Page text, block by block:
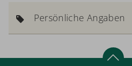
Persönliche Angaben